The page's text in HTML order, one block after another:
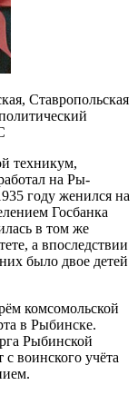
Ставропольская
техникум,
на Ры­
году женился на
Госбанка
в том же
а впоследствии
было двое детей
комсомольской
в Рыбинске.
Рыбинской
воинского учёта